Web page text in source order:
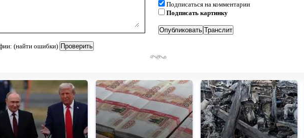
(найти ошибки)
Подписаться на комментарии
Подписать картинку